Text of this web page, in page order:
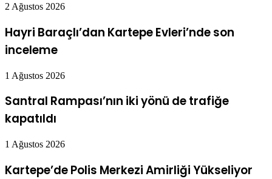
2 Ağustos 2026
Hayri Baraçlı’dan Kartepe Evleri’nde son
inceleme
1 Ağustos 2026
Santral Rampası’nın iki yönü de trafiğe
kapatıldı
1 Ağustos 2026
Kartepe’de Polis Merkezi Amirliği Yükseliyor